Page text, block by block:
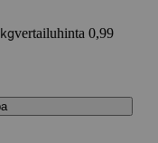
vertailuhinta 0,99